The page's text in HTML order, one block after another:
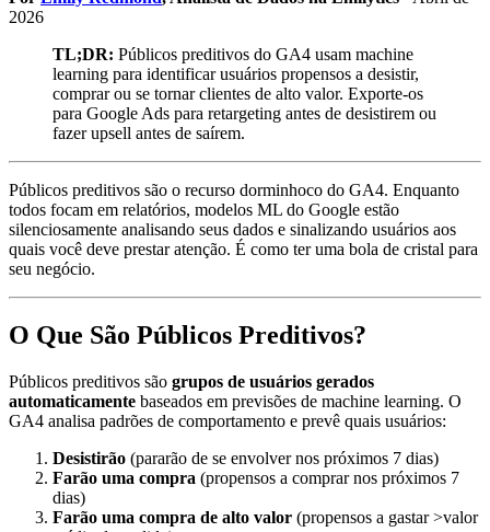
2026
TL;DR: Públicos preditivos do GA4 usam machine
learning para identificar usuários propensos a desistir,
comprar ou se tornar clientes de alto valor. Exporte-os
para Google Ads para retargeting antes de desistirem ou
fazer upsell antes de saírem.
Públicos preditivos são o recurso dorminhoco do GA4. Enquanto
todos focam em relatórios, modelos ML do Google estão
silenciosamente analisando seus dados e sinalizando usuários aos
quais você deve prestar atenção. É como ter uma bola de cristal para
seu negócio.
O Que São Públicos Preditivos?
Públicos preditivos são grupos de usuários gerados
automaticamente baseados em previsões de machine learning. O
GA4 analisa padrões de comportamento e prevê quais usuários:
Desistirão (pararão de se envolver nos próximos 7 dias)
Farão uma compra (propensos a comprar nos próximos 7
dias)
Farão uma compra de alto valor (propensos a gastar >valor